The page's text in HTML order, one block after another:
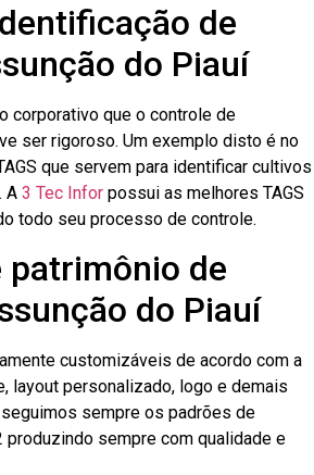
de
do Piauí
corporativo que o controle de
ser rigoroso. Um exemplo disto é no
que servem para identificar cultivos
A 3 Tec Infor possui as melhores TAGS
todo seu processo de controle.
patrimônio de
do Piauí
customizáveis de acordo com a
layout personalizado, logo e demais
sempre os padrões de
produzindo sempre com qualidade e